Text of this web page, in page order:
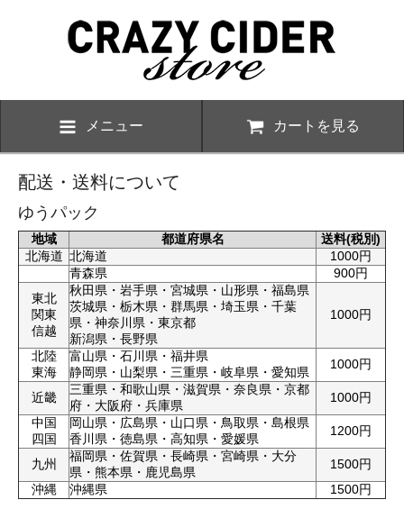
メニュー カートを見る
配送・送料について
ゆうパック
地域 都道府県名
送料(税別)
北海道 北海道
1000円
青森県
900円
東北
関東
信越
秋田県・岩手県・宮城県・山形県・福島県
茨城県・栃木県・群馬県・埼玉県・千葉
県・神奈川県・東京都
新潟県・長野県
1000円
北陸
東海
富山県・石川県・福井県
静岡県・山梨県・三重県・岐阜県・愛知県
1000円
近畿
三重県・和歌山県・滋賀県・奈良県・京都
府・大阪府・兵庫県
1000円
中国
四国
岡山県・広島県・山口県・鳥取県・島根県
香川県・徳島県・高知県・愛媛県
1200円
九州
福岡県・佐賀県・長崎県・宮崎県・大分
県・熊本県・鹿児島県
1500円
沖縄
沖縄県 1500円